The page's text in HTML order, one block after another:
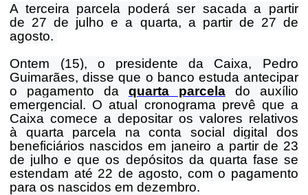
A terceira parcela poderá ser sacada a partir
de 27 de julho e a quarta, a partir de 27 de
agosto.
Ontem (15), o presidente da Caixa, Pedro
Guimarães, disse que o banco estuda antecipar
o pagamento da quarta parcelado auxílio
emergencial. O atual cronograma prevê que a
Caixa comece a depositar os valores relativos
à quarta parcela na conta social digital dos
beneficiários nascidos em janeiro a partir de 23
de julho e que os depósitos da quarta fase se
estendam até 22 de agosto, com o pagamento
para os nascidos em dezembro.